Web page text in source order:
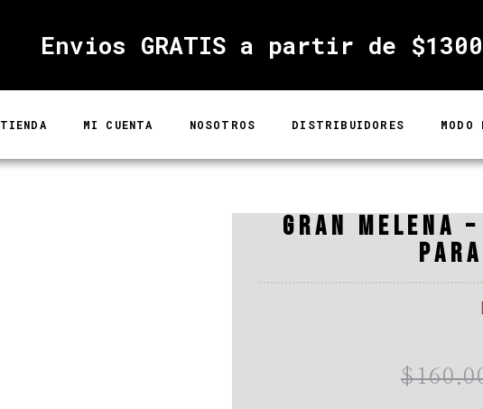
Envios GRATIS a partir de
TIENDA MI CUENTA NOSOTROS DISTRIBUIDORES MODO
GRAN MELENA
$